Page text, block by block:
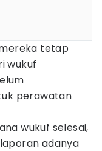
tetap
wukuf
perawatan
wukuf selesai,
adanya